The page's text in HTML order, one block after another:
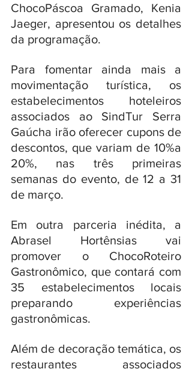
ChocoPáscoa Gramado, Kenia
Jaeger, apresentou os detalhes
da programação.
Para fomentar ainda mais a
movimentação turística, os
estabelecimentos hoteleiros
associados ao SindTur Serra
Gaúcha irão oferecer cupons de
descontos, que variam de 10%a
20%, nas três primeiras
semanas do evento, de 12 a 31
de março.
Em outra parceria inédita, a
Abrasel Hortênsias vai
promover o ChocoRoteiro
Gastronômico, que contará com
35 estabelecimentos locais
preparando experiências
gastronômicas.
Além de decoração temática, os
restaurantes associados